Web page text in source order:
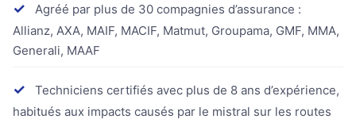
✓
Agréé par plus de 30 compagnies d’assurance :
Allianz, AXA, MAIF, MACIF, Matmut, Groupama, GMF, MMA,
Generali, MAAF
✓
Techniciens certifiés avec plus de 8 ans d’expérience,
habitués aux impacts causés par le mistral sur les routes